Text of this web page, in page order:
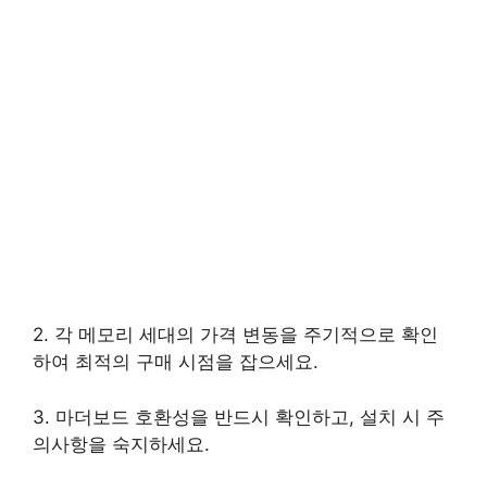
2. 각 메모리 세대의 가격 변동을 주기적으로 확인
하여 최적의 구매 시점을 잡으세요.
3. 마더보드 호환성을 반드시 확인하고, 설치 시 주
의사항을 숙지하세요.